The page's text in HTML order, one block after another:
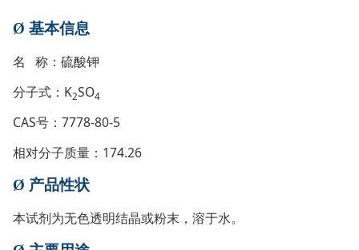
Ø 基本信息
名 称：硫酸钾
分子式：K2SO4
CAS号：7778-80-5
相对分子质量：174.26
Ø 产品性状
本试剂为无色透明结晶或粉末，溶于水。